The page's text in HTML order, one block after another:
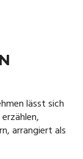
lässt sich
arrangiert als